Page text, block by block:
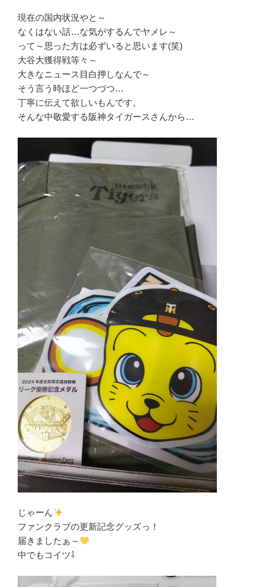
現在の国内状況やと～
なくはない話…な気がするんでヤメレ～
って～思った方は必ずいると思います(笑)
大谷大獲得戦等々～
大きなニュース目白押しなんで～
そう言う時ほど一つづつ…
丁寧に伝えて欲しいもんです。
そんな中敬愛する阪神タイガースさんから…
じゃーん
ファンクラブの更新記念グッズっ！
届きましたぁ～
中でもコイツ⇩